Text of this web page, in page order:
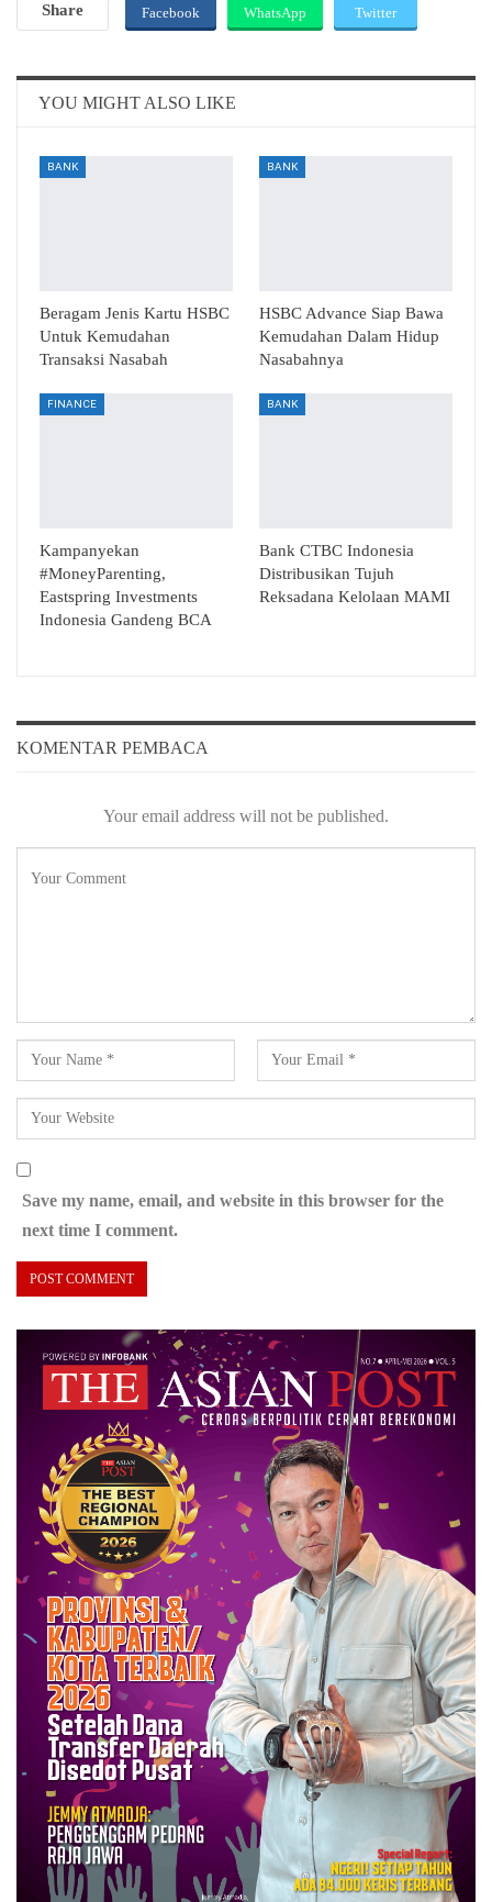
Share Facebook WhatsApp Twitter
Email
YOU MIGHT ALSO LIKE
BANK
Beragam Jenis Kartu HSBC
Untuk Kemudahan
Transaksi Nasabah
BANK
HSBC Advance Siap Bawa
Kemudahan Dalam Hidup
Nasabahnya
FINANCE
Kampanyekan
#MoneyParenting,
Eastspring Investments
Indonesia Gandeng BCA
BANK
Bank CTBC Indonesia
Distribusikan Tujuh
Reksadana Kelolaan MAMI
KOMENTAR PEMBACA
Your email address will not be published.
Save my name, email, and website in this browser for the
next time I comment.